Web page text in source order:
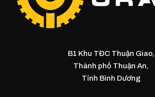
B1 Khu TĐC Thuận Giao,
Thành phố Thuận An,
Tỉnh Bình Dương